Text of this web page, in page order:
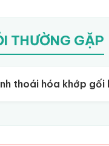
THƯỜNG GẶP
thoái hóa khớp gối